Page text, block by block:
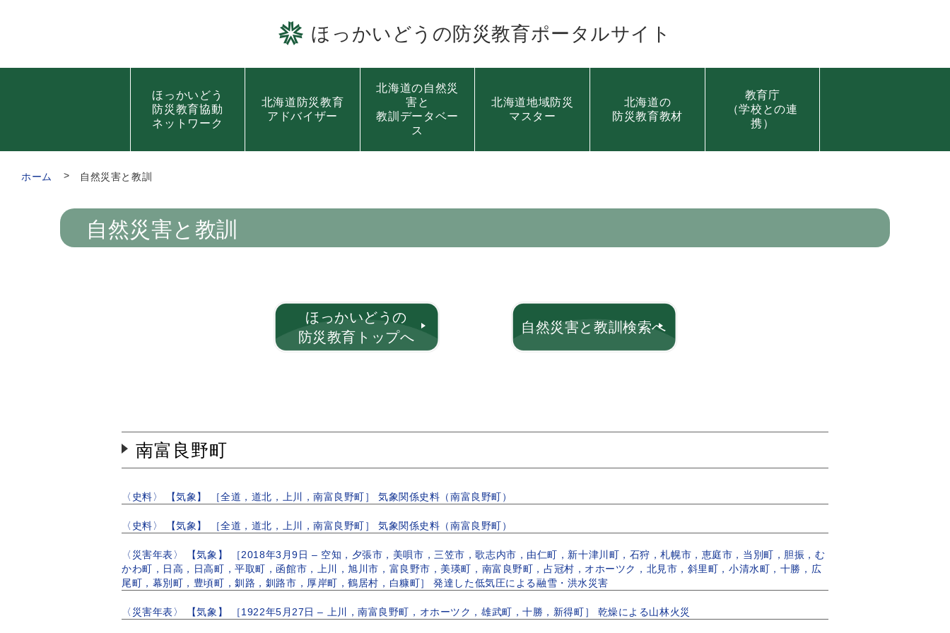
ほっかいどうの防災教育ポータルサイト
ほっかいどう
防災教育協動
ネットワーク
北海道防災教育
アドバイザー
北海道の自然災
害と
教訓データベー
ス
北海道地域防災
マスター
北海道の
防災教育教材
教育庁
（学校との連
携）
ホーム 自然災害と教訓
自然災害と教訓
ほっかいどうの
防災教育トップへ
自然災害と教訓検索へ
南富良野町
〈史料〉 【気象】 ［全道，道北，上川，南富良野町］ 気象関係史料（南富良野町）
〈史料〉 【気象】 ［全道，道北，上川，南富良野町］ 気象関係史料（南富良野町）
〈災害年表〉 【気象】 ［2018年3月9日 – 空知，夕張市，美唄市，三笠市，歌志内市，由仁町，新十津川町，石狩，札幌市，恵庭市，当別町，胆振，む
かわ町，日高，日高町，平取町，函館市，上川，旭川市，富良野市，美瑛町，南富良野町，占冠村，オホーツク，北見市，斜里町，小清水町，十勝，広
尾町，幕別町，豊頃町，釧路，釧路市，厚岸町，鶴居村，白糠町］ 発達した低気圧による融雪・洪水災害
〈災害年表〉 【気象】 ［1922年5月27日 – 上川，南富良野町，オホーツク，雄武町，十勝，新得町］ 乾燥による山林火災